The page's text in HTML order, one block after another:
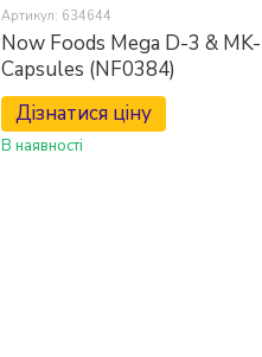
Артикул: 634644
Now Foods Mega D-3 &
Capsules (NF0384)
Дізнатися ціну
В наявності